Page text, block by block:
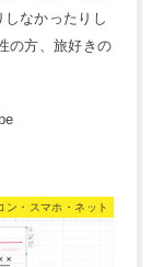
なかったりし
の方、旅好きの
ン・スマホ・ネット